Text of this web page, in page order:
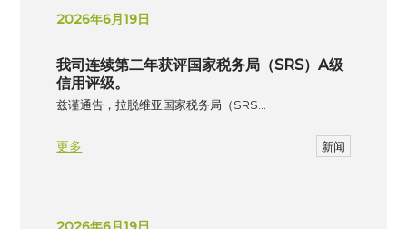
2026年6月19日
我司连续第二年获评国家税务局（SRS）A级
信用评级。
兹谨通告，拉脱维亚国家税务局（SRS…
更多 新闻